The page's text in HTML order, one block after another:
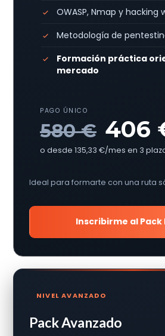
OWASP, Nmap y hacking
Metodología de
Formación práctica
mercado
PAGO ÚNICO
580 € 406
o desde 135,33 €/mes en 3
Ideal para formarte con una ruta
Inscribirme al Pack
NIVEL AVANZADO
Pack Avanzado